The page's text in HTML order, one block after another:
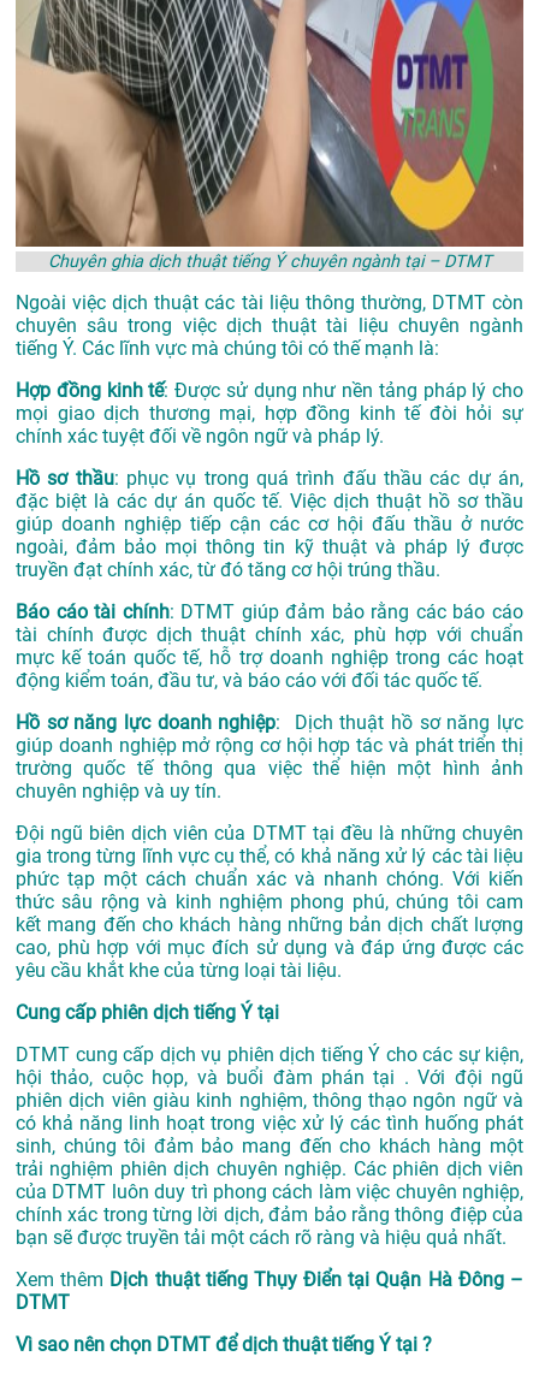
Chuyên ghia dịch thuật tiếng Ý chuyên ngành tại – DTMT
Ngoài việc dịch thuật các tài liệu thông thường, DTMT còn
chuyên sâu trong việc dịch thuật tài liệu chuyên ngành
tiếng Ý. Các lĩnh vực mà chúng tôi có thế mạnh là:
Hợp đồng kinh tế: Được sử dụng như nền tảng pháp lý cho
mọi giao dịch thương mại, hợp đồng kinh tế đòi hỏi sự
chính xác tuyệt đối về ngôn ngữ và pháp lý.
Hồ sơ thầu: phục vụ trong quá trình đấu thầu các dự án,
đặc biệt là các dự án quốc tế. Việc dịch thuật hồ sơ thầu
giúp doanh nghiệp tiếp cận các cơ hội đấu thầu ở nước
ngoài, đảm bảo mọi thông tin kỹ thuật và pháp lý được
truyền đạt chính xác, từ đó tăng cơ hội trúng thầu.
Báo cáo tài chính: DTMT giúp đảm bảo rằng các báo cáo
tài chính được dịch thuật chính xác, phù hợp với chuẩn
mực kế toán quốc tế, hỗ trợ doanh nghiệp trong các hoạt
động kiểm toán, đầu tư, và báo cáo với đối tác quốc tế.
Hồ sơ năng lực doanh nghiệp: Dịch thuật hồ sơ năng lực
giúp doanh nghiệp mở rộng cơ hội hợp tác và phát triển thị
trường quốc tế thông qua việc thể hiện một hình ảnh
chuyên nghiệp và uy tín.
Đội ngũ biên dịch viên của DTMT tại đều là những chuyên
gia trong từng lĩnh vực cụ thể, có khả năng xử lý các tài liệu
phức tạp một cách chuẩn xác và nhanh chóng. Với kiến
thức sâu rộng và kinh nghiệm phong phú, chúng tôi cam
kết mang đến cho khách hàng những bản dịch chất lượng
cao, phù hợp với mục đích sử dụng và đáp ứng được các
yêu cầu khắt khe của từng loại tài liệu.
Cung cấp phiên dịch tiếng Ý tại
DTMT cung cấp dịch vụ phiên dịch tiếng Ý cho các sự kiện,
hội thảo, cuộc họp, và buổi đàm phán tại . Với đội ngũ
phiên dịch viên giàu kinh nghiệm, thông thạo ngôn ngữ và
có khả năng linh hoạt trong việc xử lý các tình huống phát
sinh, chúng tôi đảm bảo mang đến cho khách hàng một
trải nghiệm phiên dịch chuyên nghiệp. Các phiên dịch viên
của DTMT luôn duy trì phong cách làm việc chuyên nghiệp,
chính xác trong từng lời dịch, đảm bảo rằng thông điệp của
bạn sẽ được truyền tải một cách rõ ràng và hiệu quả nhất.
Xem thêm Dịch thuật tiếng Thụy Điển tại Quận Hà Đông –
DTMT
Vì sao nên chọn DTMT để dịch thuật tiếng Ý tại ?